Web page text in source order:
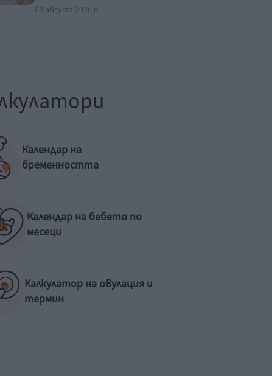
08 август 2026 г.
Календар на
бременността
Календар на бебето по
месеци
Калкулатор на овулация и
термин